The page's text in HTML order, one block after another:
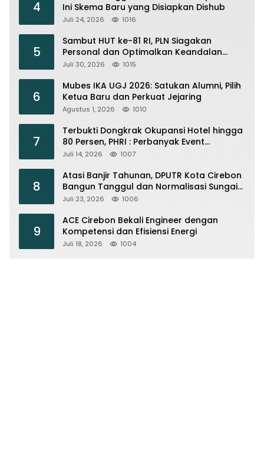
4
Ini Skema Baru yang Disiapkan Dishub
Juli 24, 2026 1016
5
Sambut HUT ke-81 RI, PLN Siagakan
Personal dan Optimalkan Keandalan
Instalasi Transmisi
Juli 30, 2026 1015
6
Mubes IKA UGJ 2026: Satukan Alumni, Pilih
Ketua Baru dan Perkuat Jejaring
Agustus 1, 2026 1010
7
Terbukti Dongkrak Okupansi Hotel hingga
80 Persen, PHRI : Perbanyak Event
Olahraga di Cirebon
Juli 14, 2026 1007
8
Atasi Banjir Tahunan, DPUTR Kota Cirebon
Bangun Tanggul dan Normalisasi Sungai
Kijing
Juli 23, 2026 1006
9
ACE Cirebon Bekali Engineer dengan
Kompetensi dan Efisiensi Energi
Juli 18, 2026 1004